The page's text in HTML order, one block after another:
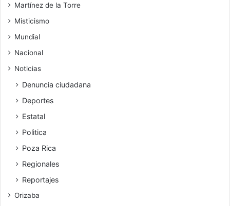
Martínez de la Torre
Misticismo
Mundial
Nacional
Noticias
Denuncia ciudadana
Deportes
Estatal
Polìtica
Poza Rica
Regionales
Reportajes
Orizaba